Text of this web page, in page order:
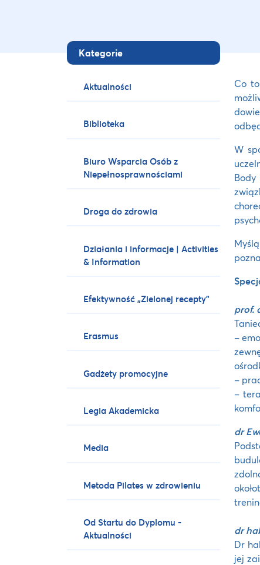
Kategorie
Aktualności
Biblioteka
Biuro Wsparcia Osób z
Niepełnosprawnościami
Droga do zdrowia
Działania i informacje | Activities
& Information
Efektywność „Zielonej recepty”
Erasmus
Gadżety promocyjne
Legia Akademicka
Media
Metoda Pilates w zdrowieniu
Od Startu do Dyplomu -
Aktualności
Co
W
prof.
–
–
–
dr
dr
Dr
jej